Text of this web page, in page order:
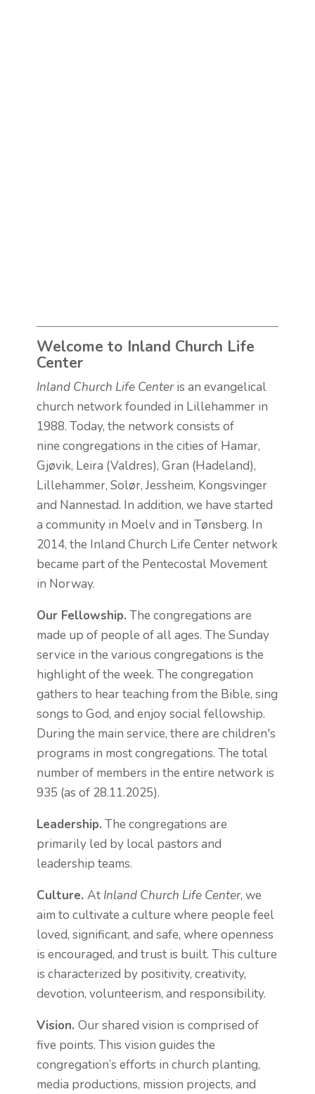
Welcome to Inland Church Life
Center
Inland Church Life Centeris an evangelical
church network founded in Lillehammer in
1988. Today, the network consists of
nine congregations in the cities of Hamar,
Gjøvik, Leira (Valdres), Gran (Hadeland),
Lillehammer, Solør, Jessheim, Kongsvinger
and Nannestad. In addition, we have started
a community in Moelv and in Tønsberg. In
2014, the Inland Church Life Center network
became part of the Pentecostal Movement
in Norway.
Our Fellowship. The congregations are
made up of people of all ages. The Sunday
service in the various congregations is the
highlight of the week. The congregation
gathers to hear teaching from the Bible, sing
songs to God, and enjoy social fellowship.
During the main service, there are children's
programs in most congregations. The total
number of members in the entire network is
935 (as of 28.11.2025).
Leadership. The congregations are
primarily led by local pastors and
leadership teams.
Culture. At Inland Church Life Center, we
aim to cultivate a culture where people feel
loved, significant, and safe, where openness
is encouraged, and trust is built. This culture
is characterized by positivity, creativity,
devotion, volunteerism, and responsibility.
Vision. Our shared vision is comprised of
five points. This vision guides the
congregation’s efforts in church planting,
media productions, mission projects, and